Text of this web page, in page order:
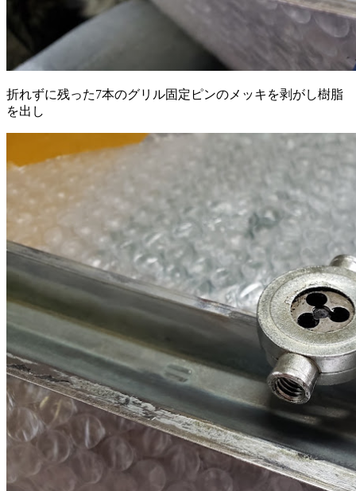
折れずに残った7本のグリル固定ピンのメッキを剥がし樹脂
を出し